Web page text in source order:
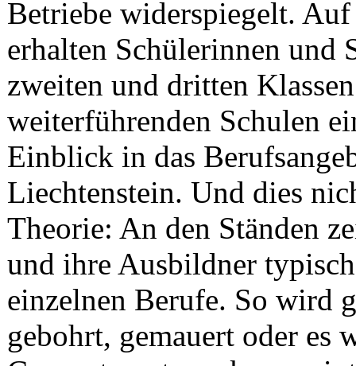
Betriebe widerspiegelt. Auf
erhalten Schülerinnen und
zweiten und dritten
weiterführenden Schulen
Einblick in das
Liechtenstein. Und dies
Theorie: An den Ständen
und ihre Ausbildner
einzelnen Berufe. So wird
gebohrt, gemauert oder es